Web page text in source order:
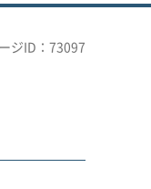
ジID：73097